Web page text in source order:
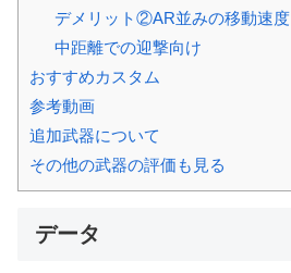
デメリット②AR並みの移動速度
中距離での迎撃向け
おすすめカスタム
参考動画
追加武器について
その他の武器の評価も見る
データ